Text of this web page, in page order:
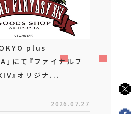
plus
にて『ファイナルフ
』オリジナ...
2026.07.27